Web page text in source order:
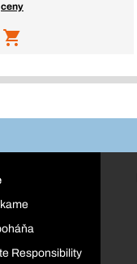
ceny
Responsibility